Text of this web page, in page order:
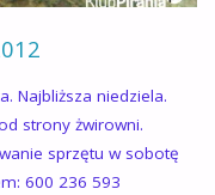
Najbliższa niedziela.
strony żwirowni.
sprzętu w sobotę
600 236 593